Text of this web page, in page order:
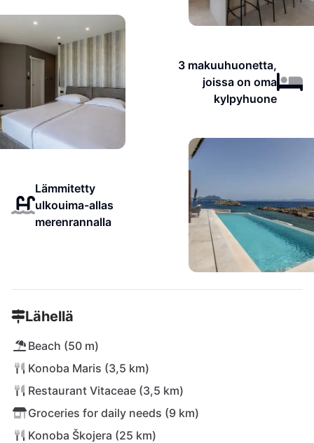
3 makuuhuonetta,
joissa on oma
kylpyhuone
Lämmitetty
ulkouima-allas
merenrannalla
Lähellä
Beach (50 m)
Konoba Maris (3,5 km)
Restaurant Vitaceae (3,5 km)
Groceries for daily needs (9 km)
Konoba Škojera (25 km)